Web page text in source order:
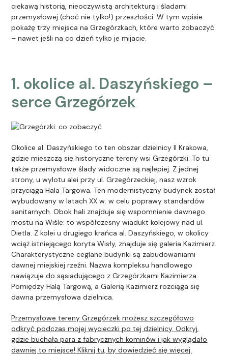
ciekawą historią, nieoczywistą architekturą i śladami
przemysłowej (choć nie tylko!) przeszłości. W tym wpisie
pokażę trzy miejsca na Grzegórzkach, które warto zobaczyć
– nawet jeśli na co dzień tylko je mijacie.
1. okolice al. Daszyńskiego –
serce Grzegórzek
Okolice al. Daszyńskiego to ten obszar dzielnicy II Krakowa,
gdzie mieszczą się historyczne tereny wsi Grzegórzki. To tu
także przemysłowe ślady widoczne są najlepiej. Z jednej
strony, u wylotu alei przy ul. Grzegórzeckiej, nasz wzrok
przyciąga Hala Targowa. Ten modernistyczny budynek został
wybudowany w latach XX w. w celu poprawy standardów
sanitarnych. Obok hali znajduje się wspomnienie dawnego
mostu na Wiśle: to współczesny wiadukt kolejowy nad ul.
Dietla. Z kolei u drugiego krańca al. Daszyńskiego, w okolicy
wciąż istniejącego koryta Wisły, znajduje się galeria Kazimierz.
Charakterystyczne ceglane budynki są zabudowaniami
dawnej miejskiej rzeźni. Nazwa kompleksu handlowego
nawiązuje do sąsiadującego z Grzegórzkami Kazimierza.
Pomiędzy Halą Targową, a Galerią Kazimierz rozciąga się
dawna przemysłowa dzielnica.
Przemysłowe tereny Grzegórzek możesz szczegółowo
odkryć podczas mojej wycieczki po tej dzielnicy. Odkryj,
gdzie buchała para z fabrycznych kominów i jak wyglądało
dawniej to miejsce! Kliknij tu, by dowiedzieć się więcej.